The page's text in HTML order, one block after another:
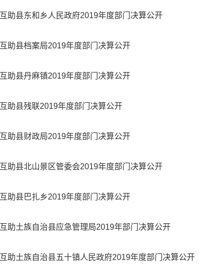
互助县东和乡人民政府2019年度部门决算公开
互助县档案局2019年度部门决算公开
互助县丹麻镇2019年度部门决算公开
互助县残联2019年度部门决算公开
互助县财政局2019年度部门决算公开
互助县北山景区管委会2019年度部门决算公开
互助县巴扎乡2019年度部门决算公开
互助土族自治县应急管理局2019年部门决算公开
互助土族自治县五十镇人民政府2019年度部门决算公开